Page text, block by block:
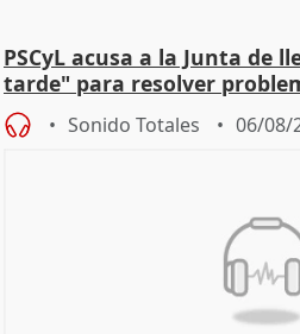
PSCyL acusa a la Junta de
tarde" para resolver
Sonido Totales 06/08/